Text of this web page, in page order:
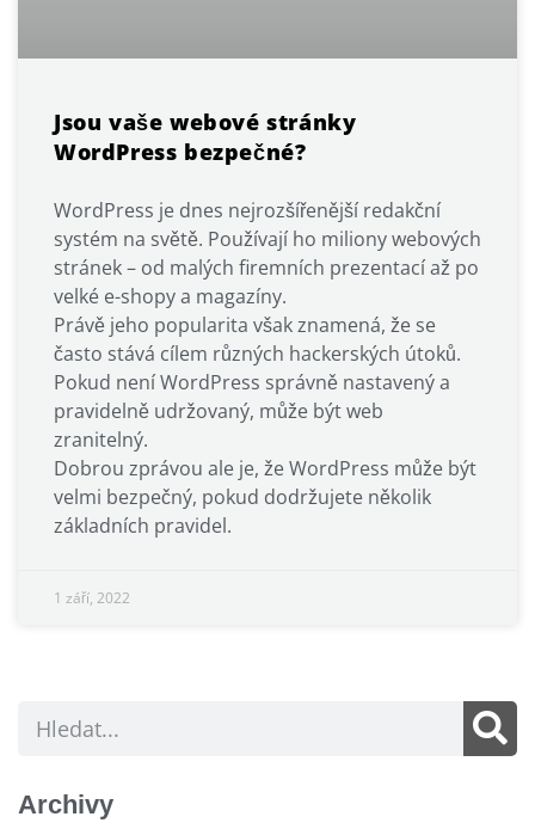
Jsou vaše webové stránky
WordPress bezpečné?
WordPress je dnes nejrozšířenější redakční
systém na světě. Používají ho miliony webových
stránek – od malých firemních prezentací až po
velké e-shopy a magazíny.
Právě jeho popularita však znamená, že se
často stává cílem různých hackerských útoků.
Pokud není WordPress správně nastavený a
pravidelně udržovaný, může být web
zranitelný.
Dobrou zprávou ale je, že WordPress může být
velmi bezpečný, pokud dodržujete několik
základních pravidel.
1 září, 2022
Archivy